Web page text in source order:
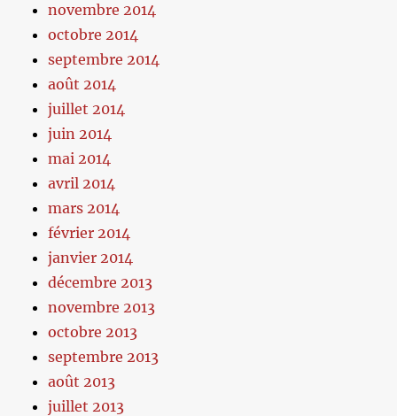
novembre 2014
octobre 2014
septembre 2014
août 2014
juillet 2014
juin 2014
mai 2014
avril 2014
mars 2014
février 2014
janvier 2014
décembre 2013
novembre 2013
octobre 2013
septembre 2013
août 2013
juillet 2013